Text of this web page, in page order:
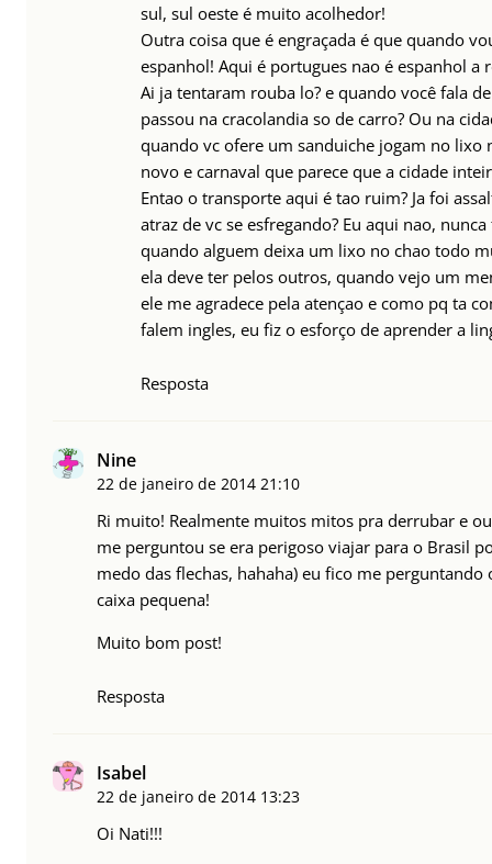
sul, sul oeste é muito acolhedor!
Outra coisa que é engraçada é que quando
espanhol! Aqui é portugues nao é espanhol a
Ai ja tentaram rouba lo? e quando você fala
passou na cracolandia so de carro? Ou na
quando vc ofere um sanduiche jogam no lixo
novo e carnaval que parece que a cidade
Entao o transporte aqui é tao ruim? Ja foi
atraz de vc se esfregando? Eu aqui nao,
quando alguem deixa um lixo no chao todo
ela deve ter pelos outros, quando vejo um
ele me agradece pela atençao e como pq ta
falem ingles, eu fiz o esforço de aprender a
Resposta
Nine
22 de janeiro de 2014 21:10
Ri muito! Realmente muitos mitos pra derrubar e
me perguntou se era perigoso viajar para o Brasil
medo das flechas, hahaha) eu fico me
caixa pequena!
Muito bom post!
Resposta
Isabel
22 de janeiro de 2014 13:23
Oi Nati!!!